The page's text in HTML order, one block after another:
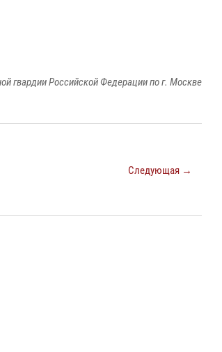
гвардии Российской Федерации по г. Москве
Следующая →